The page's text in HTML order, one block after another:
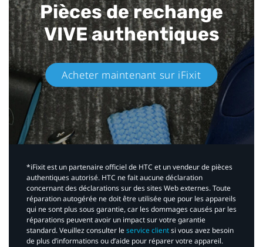
Pièces de rechange
VIVE authentiques​
Acheter maintenant sur iFixit​
*iFixit est un partenaire officiel de HTC et un vendeur de pièces
authentiques autorisé. HTC ne fait aucune déclaration
concernant des déclarations sur des sites Web externes. Toute
réparation autogérée ne doit être utilisée que pour les appareils
qui ne sont plus sous garantie, car les dommages causés par les
réparations peuvent avoir un impact sur votre garantie
standard. Veuillez consulter leservice clientsi vous avez besoin
de plus d’informations ou d’aide pour réparer votre appareil.​